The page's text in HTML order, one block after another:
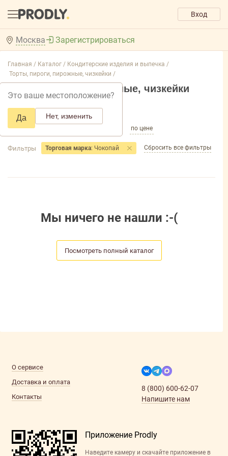
Вход
Москва
Это ваше местоположение?
Да Нет, изменить
Зарегистрироваться
Главная / Каталог / Кондитерские изделия и выпечка /
Торты, пироги, пирожные, чизкейки /
Торты, пироги, пирожные, чизкейки
Добавить фильтр товаров
по популярности по цене
Фильтры Торговая марка: Чокопай Сбросить все фильтры
Мы ничего не нашли :-(
Посмотреть полный каталог
О сервисе
Доставка и оплата
Контакты
8 (800) 600-62-07
Напишите нам
Приложение Prodly
Наведите камеру и скачайте приложение в